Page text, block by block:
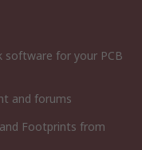
software for your PCB
and forums
Footprints from